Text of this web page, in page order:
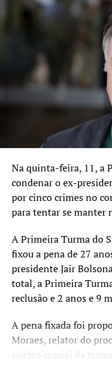
A SEGUIR UP
Justiça Federal
32ª Feira do Livro
Bandeira
Na quinta-feira, 11, a
condenar o ex-
por cinco crimes no
para tentar se manter
A Primeira Turma do
fixou a pena de 27
presidente Jair
total, a Primeira
reclusão e 2 anos e 9
A pena fixada foi
Moraes, relator do
núcleo crucial da